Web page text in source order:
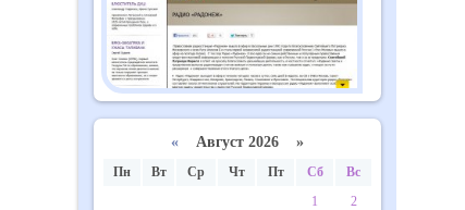
« Август 2026 »
Пн Вт Ср Чт Пт Сб
Вс
1
2